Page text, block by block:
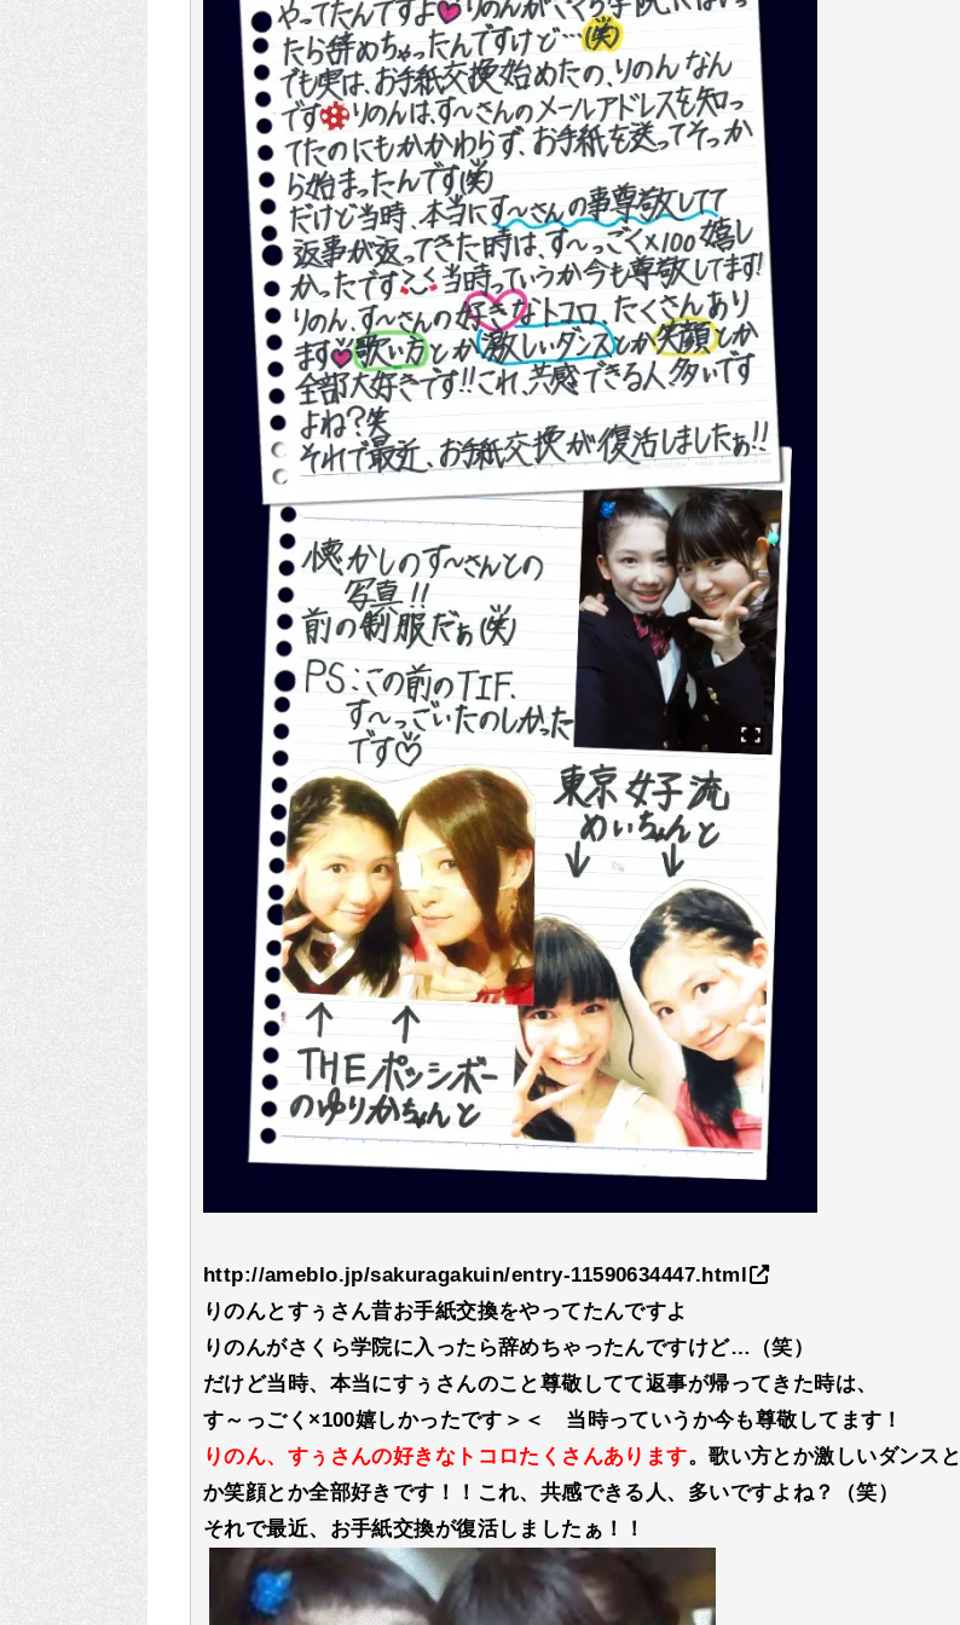
http://ameblo.jp/sakuragakuin/entry-11590634447.html
りのんとすぅさん昔お手紙交換をやってたんですよ
りのんがさくら学院に入ったら辞めちゃったんですけど…（笑）
だけど当時、本当にすぅさんのこと尊敬してて返事が帰ってきた時は、
す～っごく×100嬉しかったです＞＜ 当時っていうか今も尊敬してます！
りのん、すぅさんの好きなトコロたくさんあります。歌い方とか激しいダンスと
か笑顔とか全部好きです！！これ、共感できる人、多いですよね？（笑）
それで最近、お手紙交換が復活しましたぁ！！